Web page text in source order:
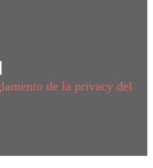
de la privacy del